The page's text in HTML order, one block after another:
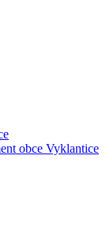
obce Vyklantice